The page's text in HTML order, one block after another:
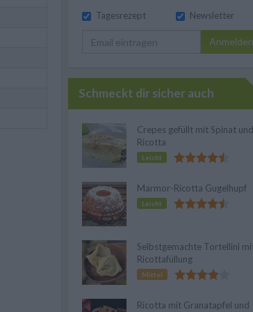
Tagesrezept
Newsletter
Anmelden
Schmeckt dir sicher auch
Crepes gefüllt mit Spinat und
Ricotta
Leicht
Marmor-Ricotta Gugelhupf
Leicht
Selbstgemachte Tortellini
Ricottafüllung
Mittel
Ricotta mit Granatapfel und